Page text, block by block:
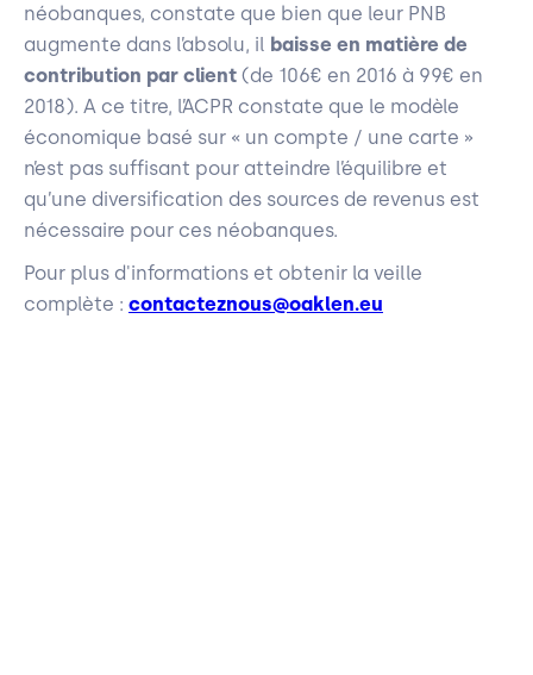
néobanques, constate que bien que leur PNB
augmente dans l’absolu, il baisse en matière de
contribution par client (de 106€ en 2016 à 99€ en
2018). A ce titre, l’ACPR constate que le modèle
économique basé sur « un compte / une carte »
n’est pas suffisant pour atteindre l’équilibre et
qu’une diversification des sources de revenus est
nécessaire pour ces néobanques.
Pour plus d'informations et obtenir la veille
complète : contacteznous@oaklen.eu